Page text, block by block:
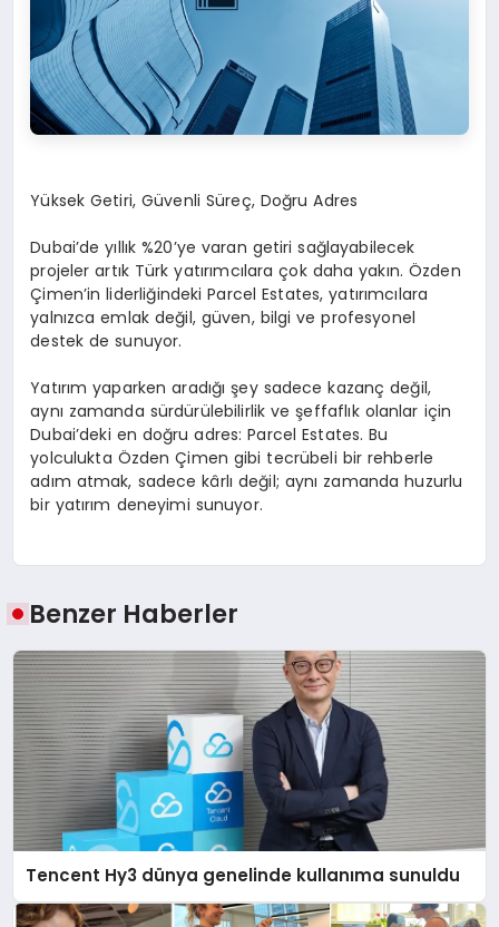
Yüksek Getiri, Güvenli Süreç, Doğru Adres
Dubai’de yıllık %20’ye varan getiri sağlayabilecek
projeler artık Türk yatırımcılara çok daha yakın. Özden
Çimen’in liderliğindeki Parcel Estates, yatırımcılara
yalnızca emlak değil, güven, bilgi ve profesyonel
destek de sunuyor.
Yatırım yaparken aradığı şey sadece kazanç değil,
aynı zamanda sürdürülebilirlik ve şeffaflık olanlar için
Dubai’deki en doğru adres: Parcel Estates. Bu
yolculukta Özden Çimen gibi tecrübeli bir rehberle
adım atmak, sadece kârlı değil; aynı zamanda huzurlu
bir yatırım deneyimi sunuyor.
Benzer Haberler
Tencent Hy3 dünya genelinde kullanıma sunuldu